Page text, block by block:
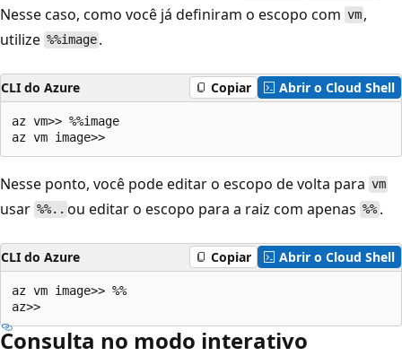
Nesse caso, como você já definiram o escopo com vm ,
utilize %%image .
CLI do Azure Copiar Abrir o Cloud Shell
az vm>> %%image
Nesse ponto, você pode editar o escopo de volta para vm
usar %%.. ou editar o escopo para a raiz com apenas %% .
CLI do Azure Copiar Abrir o Cloud Shell
az vm image>> %%
Consulta no modo interativo